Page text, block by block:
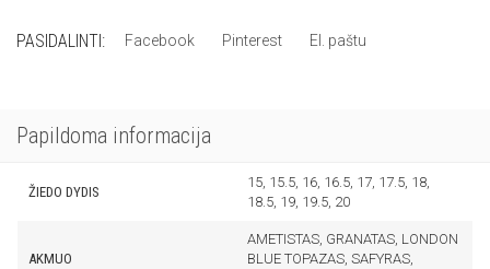
PASIDALINTI: Facebook Pinterest El. paštu
Papildoma informacija
ŽIEDO DYDIS
15, 15.5, 16, 16.5, 17, 17.5, 18,
18.5, 19, 19.5, 20
AKMUO
AMETISTAS, GRANATAS, LONDON
BLUE TOPAZAS, SAFYRAS,